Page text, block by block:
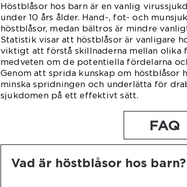
Höstblåsor hos barn är en vanlig
under 10 års ålder. Hand-, fot- och
höstblåsor, medan bältros är mindre
Statistik visar att höstblåsor är vanligare
viktigt att förstå skillnaderna mellan olika
medveten om de potentiella fördelarna
Genom att sprida kunskap om höstblåsor
minska spridningen och underlätta för
sjukdomen på ett effektivt sätt.
FAQ
Vad är höstblåsor hos barn?